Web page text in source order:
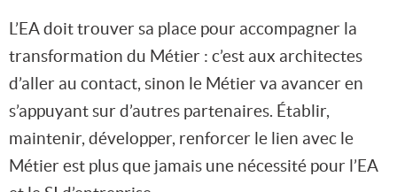
L’EA doit trouver sa place pour accompagner la
transformation du Métier : c’est aux architectes
d’aller au contact, sinon le Métier va avancer en
s’appuyant sur d’autres partenaires. Établir,
maintenir, développer, renforcer le lien avec le
Métier est plus que jamais une nécessité pour l’EA